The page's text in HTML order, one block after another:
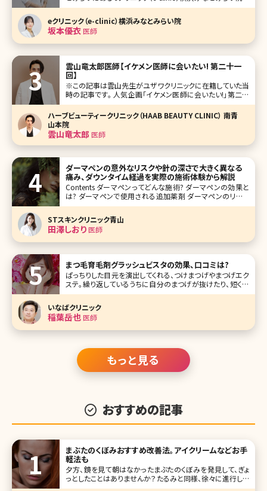
院長を務める坂本優衣（さかもとゆい）先生です。 eクリニッ
クは、円戸望統括院長が全国に展開する美容外科・美容皮
膚科クリニック。 横浜みなとみらい院では全身麻酔設備を備
え
eクリニック（e-clinic）横浜みなとみらい院
坂本優衣医師
雲山竜太郎医師【イケメン医師に会いたい! 第二十一
回】
※この記事は雲山先生がユザワクリニックに在籍していた当
時の記事です。 人気企画「イケメン医師に会いたい!」第二十
一回は、東京・新宿にあるユザワクリニック（yuzawa clinic）
の雲山竜太郎（くもやまりゅうたろう）先生です。 湯澤勇典院
長先生が開院した同院は、目元整形と小顔整形がメイン
ハーブビューティークリニック（HAAB BEAUTY CLINIC） 南青
山本院
雲山竜太郎 医師
ダーマペンの意外なリスクや針の深さで大きく異なる
痛み、ダウンタイム経過を実際の施術体験から解説
Contents ダーマペンってどんな施術? ダーマペンの効果と
は? ダーマペンで使用される追加薬剤 ダーマペンのリスク
ダーマペンの治療の流れ ダーマペンの治療中の痛み ダー
マペンのダウンタイム ダーマペンの施術間隔 ダーマペンの
STスキンクリニック青山
田澤しおり医師
まつ毛育毛剤グラッシュビスタの効果、口コミは?
ぱっちりした目元を演出してくれる、つけまつげやまつげエク
ステ。繰り返しているうちに自分のまつげが抜けたり、短くな
ってしまったりする人が多いのではないでしょうか。そんなま
タ。グラッ
いなばクリニック
稲葉岳也医師
もっと見る
おすすめの記事
まぶたのくぼみおすすめ改善法。アイクリームなどお手
軽法も
夕方、鏡を見て朝はなかったまぶたのくぼみを発見して、ぎょ
っとしたことはありませんか？たるみと同様、徐々に進行して
いくまぶたのくぼみはシミやしわ、たるみよりも気がつきにく